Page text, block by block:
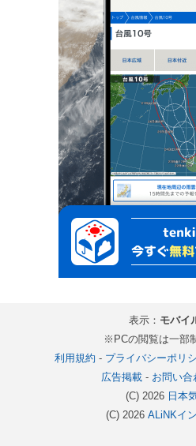
表示： モバイ
※PCの閲覧は一部
利用規約 - プライバシーポリ
広告掲載- お問い合
(C) 2026 日本
(C) 2026 ALiNKイ